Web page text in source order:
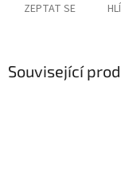
ZEPTAT SE
Související